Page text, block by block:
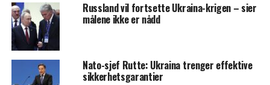
Russland vil fortsette Ukraina-krigen – sier
målene ikke er nådd
Nato-sjef Rutte: Ukraina trenger effektive
sikkerhetsgarantier